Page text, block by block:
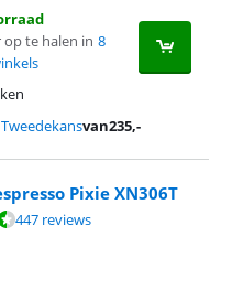
op te halen in 8
van235,-
Pixie XN306T
op 447 reviews.
447 reviews